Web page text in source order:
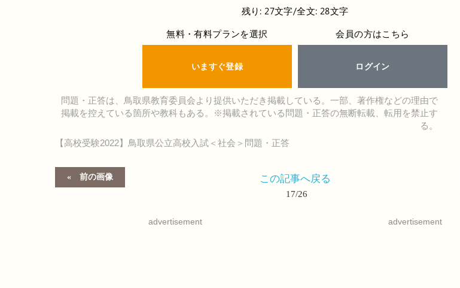
残り: 27文字/全文: 28文字
無料・有料プランを選択
いますぐ登録
会員の方はこちら
ログイン
問題・正答は、鳥取県教育委員会より提供いただき掲載している。一部、著作権などの理由で
掲載を控えている箇所や教科もある。※掲載されている問題・正答の無断転載、転用を禁止す
る。
【高校受験2022】鳥取県公立高校入試＜社会＞問題・正答
前の画像 この記事へ戻る
17/26
advertisement advertisement